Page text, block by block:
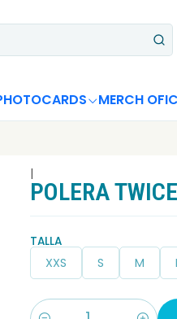
MERCH
|
POLERA
TALLA
XXS S M